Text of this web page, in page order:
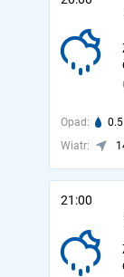
Opad:
Wiatr:
21:00